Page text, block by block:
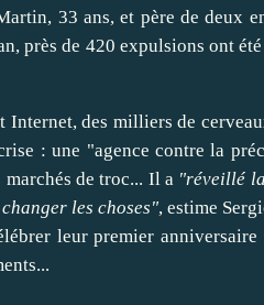
, 33 ans, et père de deux
près de 420 expulsions ont
des milliers de
: une "agence contre la
marchés de troc... Il a "réveillé
changerles choses", estime
leur premier anniversaire